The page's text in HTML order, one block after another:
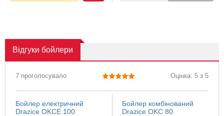
Відгуки бойлери
7 проголосувало Оцінка: 5 з 5
Бойлер електричний
Drazice OKCE 100
Бойлер комбінований
Drazice OKC 80